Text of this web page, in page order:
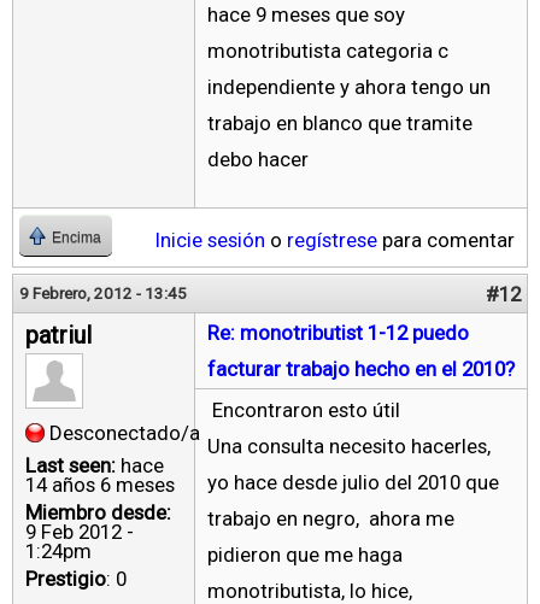
hace 9 meses que soy
monotributista categoria c
independiente y ahora tengo un
trabajo en blanco que tramite
debo hacer
Encima Inicie sesión o regístrese para comentar
9 Febrero, 2012 - 13:45 #12
patriul
Desconectado/a
Last seen: hace
14 años 6 meses
Miembro desde:
9 Feb 2012 -
1:24pm
Prestigio: 0
Re: monotributist 1-12 puedo
facturar trabajo hecho en el 2010?
Encontraron esto útil
Una consulta necesito hacerles,
yo hace desde julio del 2010 que
trabajo en negro, ahora me
pidieron que me haga
monotributista, lo hice,